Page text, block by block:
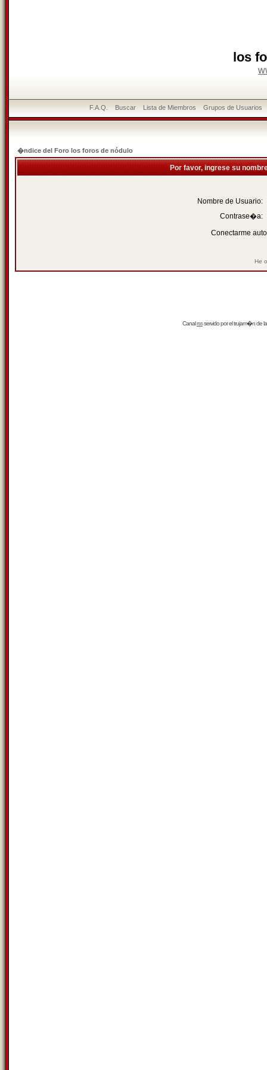
los
F.A.Q. Buscar Lista de Miembros Grupos de Usuarios
�ndice del Foro los foros de nódulo
Por favor, ingrese su
Nombre de Usuario:
Contrase�a:
Conectarme
He
Canalrssservido por eltrujam�nde